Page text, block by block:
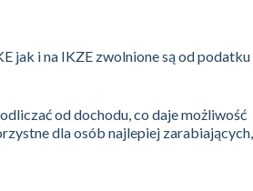
jak i na IKZE zwolnione są od
od dochodu, co daje możliwość
dla osób najlepiej